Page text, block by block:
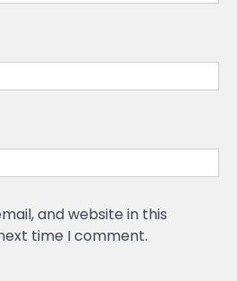
and website in this
time I comment.